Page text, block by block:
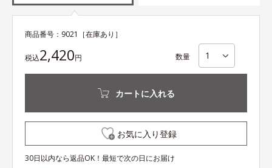
商品番号： 9021 ［在庫あり］
税込2,420円 数量
カートに入れる
お気に入り登録
30日以内なら返品OK！最短で次の日にお届け